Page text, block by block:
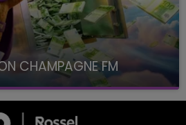
CHAMPAGNE FM
FM, à 8H10